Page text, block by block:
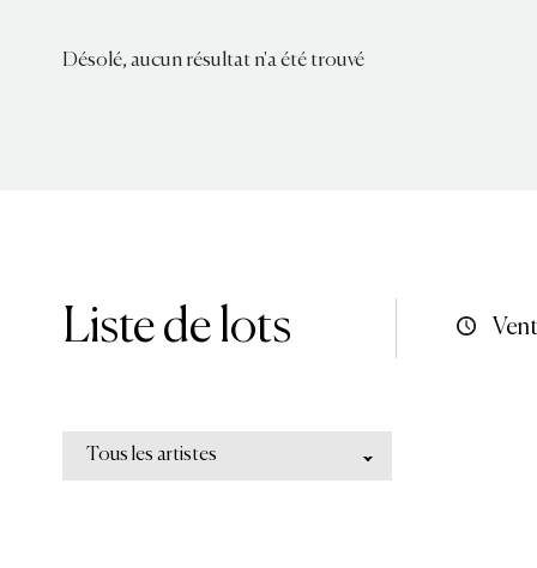
Désolé, aucun résultat n'a été trouvé
Liste de lots
Tous les artistes